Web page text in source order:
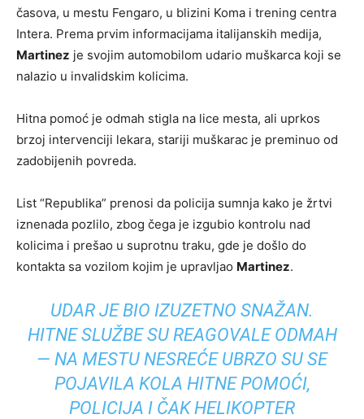
časova, u mestu Fengaro, u blizini Koma i trening centra
Intera. Prema prvim informacijama italijanskih medija,
Martinez je svojim automobilom udario muškarca koji se
nalazio u invalidskim kolicima.
Hitna pomoć je odmah stigla na lice mesta, ali uprkos
brzoj intervenciji lekara, stariji muškarac je preminuo od
zadobijenih povreda.
List “Republika” prenosi da policija sumnja kako je žrtvi
iznenada pozlilo, zbog čega je izgubio kontrolu nad
kolicima i prešao u suprotnu traku, gde je došlo do
kontakta sa vozilom kojim je upravljao Martinez.
UDAR JE BIO IZUZETNO SNAŽAN.
HITNE SLUŽBE SU REAGOVALE ODMAH
— NA MESTU NESREĆE UBRZO SU SE
POJAVILA KOLA HITNE POMOĆI,
POLICIJA I ČAK HELIKOPTER